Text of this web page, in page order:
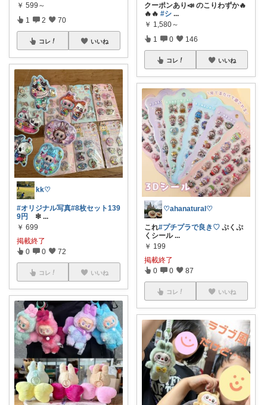
￥ 599～
1 2 70
コレ いいね
kk♡
#オリジナル写真#8枚セット139
9円 ❇ ...
￥ 699
掲載終了
0 0 72
コレ いいね
クーポンあり📣 のこりわずか🔥
🔥🔥 #シ ...
￥ 1,580～
1 0 146
コレ いいね
♡ahanatural♡
これ#プチプラで良き♡ ぷくぷ
くシール...
￥ 199
掲載終了
0 0 87
コレ いいね